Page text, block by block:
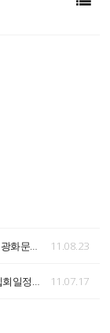
4차 희망버스 참가 8월27일(토) 저녁6시 광화문으로 모입시다. 11.08.23
평택항 화물노동자 총력투쟁결의대회 집회일정공지 11.07.17